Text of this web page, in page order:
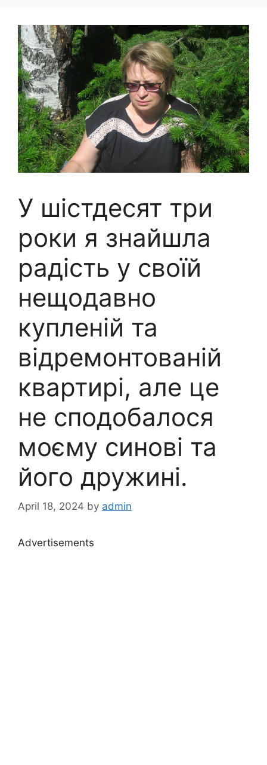
У шістдесят три
роки я знайшла
радість у своїй
нещодавно
купленій та
відремонтованій
квартирі, але це
не сподобалося
моєму синові та
його дружині.
April 18, 2024 by admin
Advertisements